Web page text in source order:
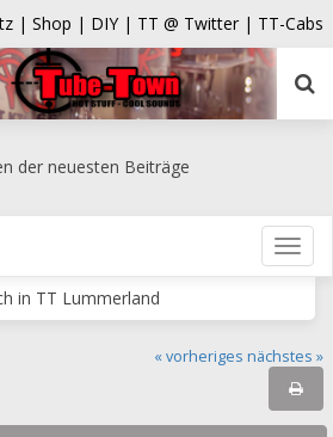
| Shop | DIY | TT @ Twitter | TT-Cabs
der neuesten Beiträge
in TT Lummerland
« vorheriges nächstes »